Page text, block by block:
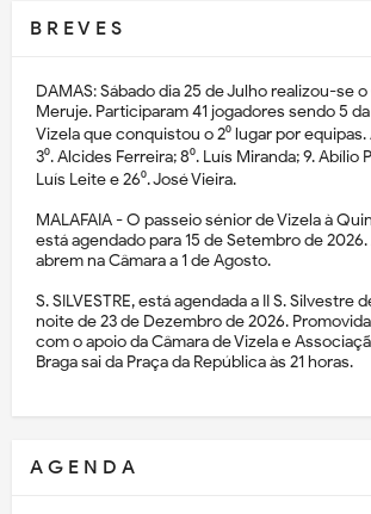
B R E V E S
DAMAS: Sábado dia 25 de Julho realizou-se
Meruje. Participaram 41 jogadores sendo 5
Vizela que conquistou o 2⁰ lugar por
3⁰. Alcides Ferreira; 8⁰. Luís Miranda; 9. Abílio
Luís Leite e 26⁰. José Vieira.
MALAFAIA - O passeio sénior de Vizela à
está agendado para 15 de Setembro de
abrem na Câmara a 1 de Agosto.
S. SILVESTRE, está agendada a II S. Silvestre
noite de 23 de Dezembro de 2026.
com o apoio da Câmara de Vizela e
Braga sai da Praça da República às 21 horas.
A G E N D A